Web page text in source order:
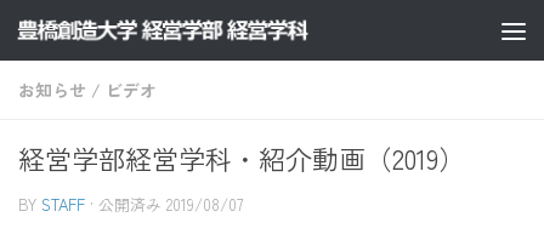
コンテンツへスキップ
お知らせ / ビデオ
経営学部経営学科・紹介動画（2019）
BY STAFF · 公開済み 2019/08/07